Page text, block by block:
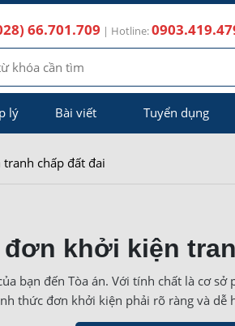
66.701.709 | Hotline:
lý Bài viết Tuyển dụng
chấp đất đai
đơn khởi kiện
bạn đến Tòa án. Với tính chất là cơ
thức đơn khởi kiện phải rõ ràng và dễ